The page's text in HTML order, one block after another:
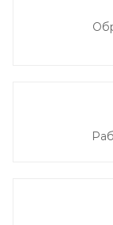
Кодирование